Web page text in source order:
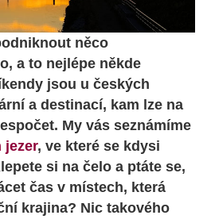
něco
a to nejlépe někde
jsou u českých
a destinací, kam lze na
My vás seznámíme
jezer, ve které se kdysi
si na čelo a ptáte se,
čas v místech, která
krajina? Nic takového